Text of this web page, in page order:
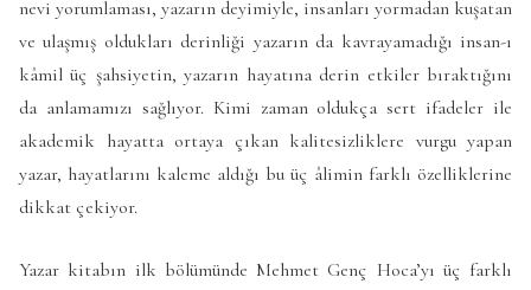
nevi yorumlaması, yazarın deyimiyle, insanları yormadan kuşatan
ve ulaşmış oldukları derinliği yazarın da kavrayamadığı insan-ı
kâmil üç şahsiyetin, yazarın hayatına derin etkiler bıraktığını
da anlamamızı sağlıyor. Kimi zaman oldukça sert ifadeler ile
akademik hayatta ortaya çıkan kalitesizliklere vurgu yapan
yazar, hayatlarını kaleme aldığı bu üç âlimin farklı özelliklerine
dikkat çekiyor.
Yazar kitabın ilk bölümünde Mehmet Genç Hoca’yı üç farklı